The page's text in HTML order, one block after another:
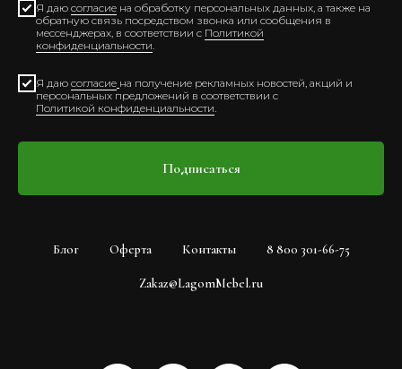
Я даю согласие на обработку персональных данных, а также на
обратную связь посредством звонка или сообщения в
мессенджерах, в соответствии с Политикой
конфиденциальности.
Я даю согласие на получение рекламных новостей, акций и
персональных предложений в соответствии с
Политикой конфиденциальности.
Подписаться
Блог Оферта Контакты 8 800 301-66-75
Zakaz@LagomMebel.ru